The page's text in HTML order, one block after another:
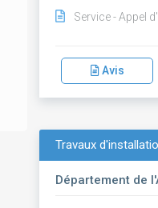
Service - Appel
Avis
Travaux
Département de